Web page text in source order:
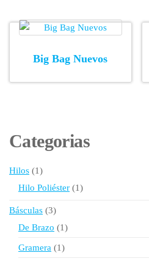
Big Bag Nuevos
Categorias
Hilos 11
producto
Hilo Poliéster 11
Básculas 33
productos
De Brazo 11
Gramera 11